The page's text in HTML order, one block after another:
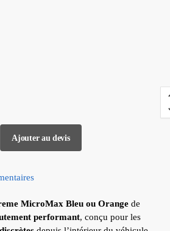
Ajouter au devis
MicroMax Bleu ou Orange de
performant, conçu pour les